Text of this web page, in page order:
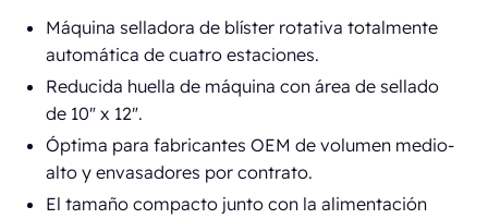
Máquina selladora de blíster rotativa totalmente
automática de cuatro estaciones.
Reducida huella de máquina con área de sellado
de 10" x 12".
Óptima para fabricantes OEM de volumen medio-
alto y envasadores por contrato.
El tamaño compacto junto con la alimentación